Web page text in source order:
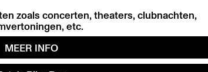
zoals concerten, theaters, clubnachten,
etc.
MEER INFO